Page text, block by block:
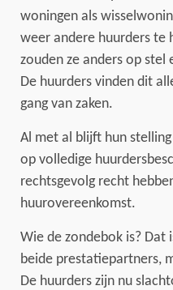
woningen als
weer andere huurders te
zouden ze anders op stel
De huurders vinden dit
gang van zaken.
Al met al blijft hun
op volledige
rechtsgevolg recht
huurovereenkomst.
Wie de zondebok is?
beide prestatiepartners,
De huurders zijn nu